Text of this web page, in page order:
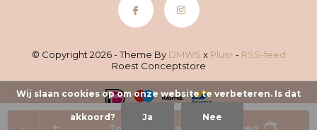
© Copyright 2026 - Theme By DMWS x Plus+ - RSS-feed
Roest Conceptstore
Wij slaan cookies op om onze website te verbeteren. Is dat
akkoord? Ja Nee